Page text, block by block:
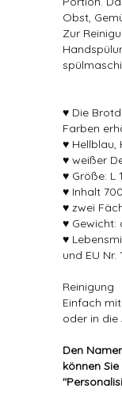
Obst,
Zur
♥ Die
Farben
♥ Hellblau,
♥ weißer
♥ Größe: L
♥ Inhalt
♥ zwei
♥ Gewicht:
♥
und EU Nr.
Reinigung
Einfach
oder in die
Den
können